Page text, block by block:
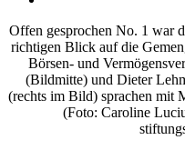
Offen gesprochen No. 1 war
richtigen Blick auf die
Börsen- und
(Bildmitte) und Dieter
(rechts im Bild) sprachen mit
(Foto: Caroline